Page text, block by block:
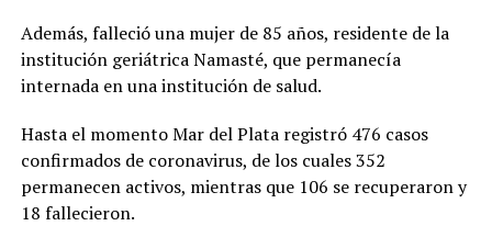
Además, falleció una mujer de 85 años, residente de la
institución geriátrica Namasté, que permanecía
internada en una institución de salud.
Hasta el momento Mar del Plata registró 476 casos
confirmados de coronavirus, de los cuales 352
permanecen activos, mientras que 106 se recuperaron y
18 fallecieron.